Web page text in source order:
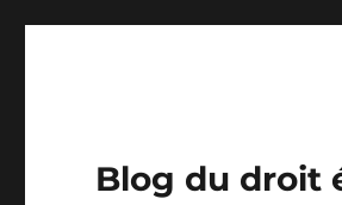
Blog du droit